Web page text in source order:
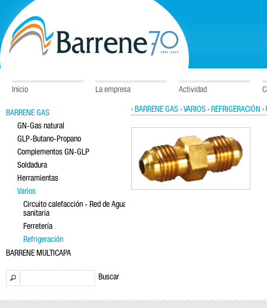
Inicio La empresa Actividad
BARRENE GAS
GN-Gas natural
GLP-Butano-Propano
Complementos GN-GLP
Soldadura
Herramientas
Varios
Circuito calefacción - Red de Agua
sanitaria
Ferretería
Refrigeración
BARRENE MULTICAPA
Buscar
› BARRENE GAS › VARIOS › REFRIGERACIÓN ›